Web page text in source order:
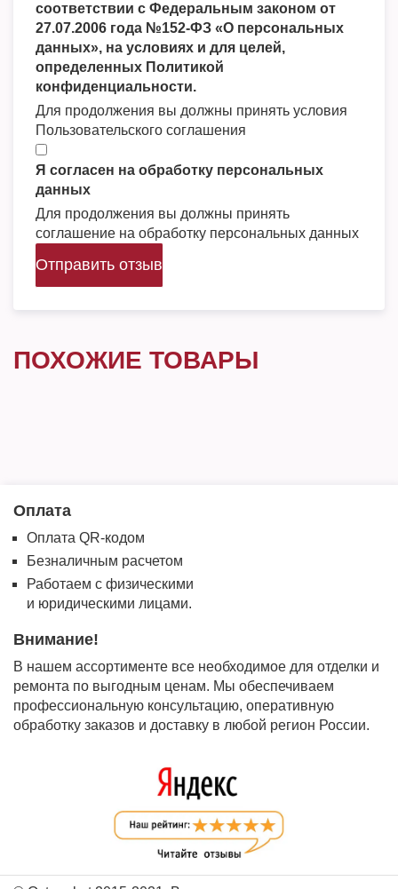
соответствии с Федеральным законом от
27.07.2006 года №152-ФЗ «О персональных
данных», на условиях и для целей,
определенных Политикой
конфиденциальности.
Для продолжения вы должны принять условия
Пользовательского соглашения
Я согласен на обработку персональных
данных
Для продолжения вы должны принять
соглашение на обработку персональных данных
Отправить отзыв
ПОХОЖИЕ ТОВАРЫ
Оплата
Оплата QR-кодом
Безналичным расчетом
Работаем с физическими
и юридическими лицами.
Внимание!
В нашем ассортименте все необходимое для отделки и
ремонта по выгодным ценам. Мы обеспечиваем
профессиональную консультацию, оперативную
обработку заказов и доставку в любой регион России.